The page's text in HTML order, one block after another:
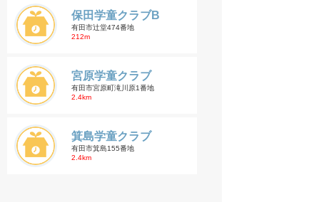
保田学童クラブB
有田市辻堂474番地
212m
宮原学童クラブ
有田市宮原町滝川原1番地
2.4km
箕島学童クラブ
有田市箕島155番地
2.4km